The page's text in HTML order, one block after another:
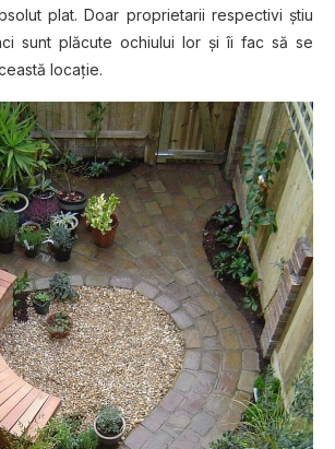
plat. Doar proprietarii respectivi ştiu
sunt plăcute ochiului lor şi îi fac să se
locaţie.